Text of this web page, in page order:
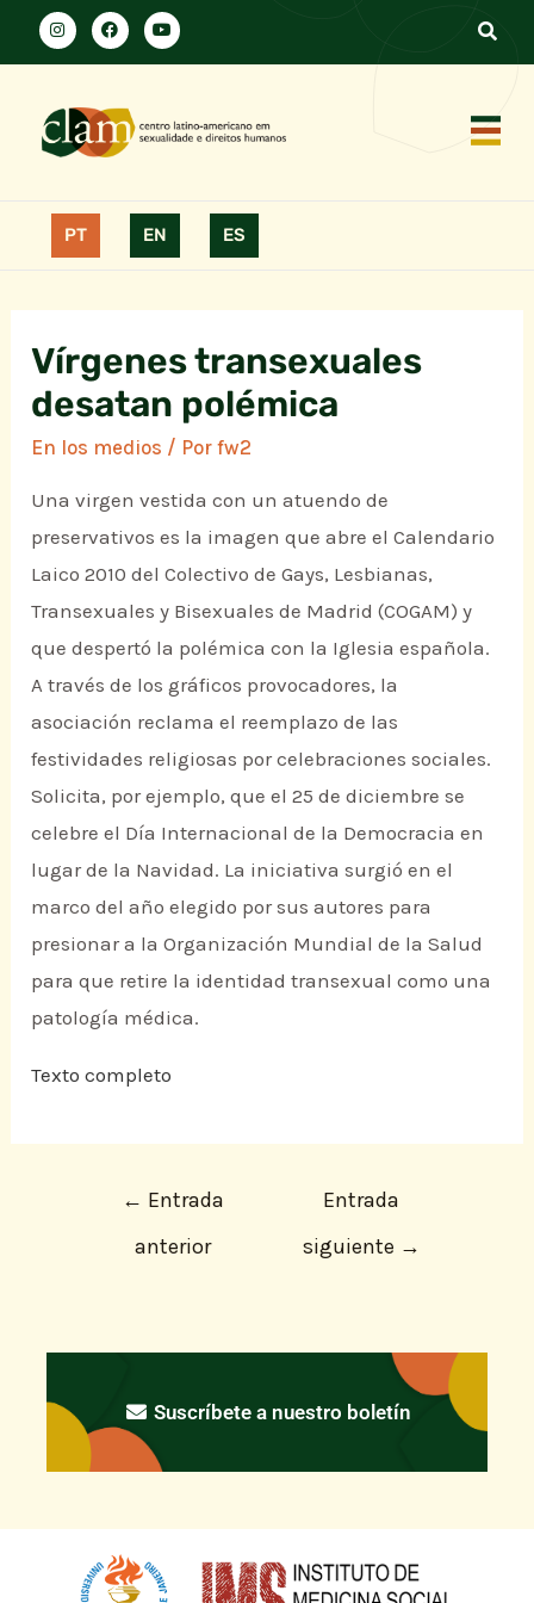
PT EN ES
Vírgenes transexuales
desatan polémica
En los medios / Porfw2
Una virgen vestida con un atuendo de
preservativos es la imagen que abre el Calendario
Laico 2010 del Colectivo de Gays, Lesbianas,
Transexuales y Bisexuales de Madrid (COGAM) y
que despertó la polémica con la Iglesia española.
A través de los gráficos provocadores, la
asociación reclama el reemplazo de las
festividades religiosas por celebraciones sociales.
Solicita, por ejemplo, que el 25 de diciembre se
celebre el Día Internacional de la Democracia en
lugar de la Navidad. La iniciativa surgió en el
marco del año elegido por sus autores para
presionar a la Organización Mundial de la Salud
para que retire la identidad transexual como una
patología médica.
Texto completo
← Entrada
anterior
Entrada
siguiente →
Suscríbete a nuestro boletín